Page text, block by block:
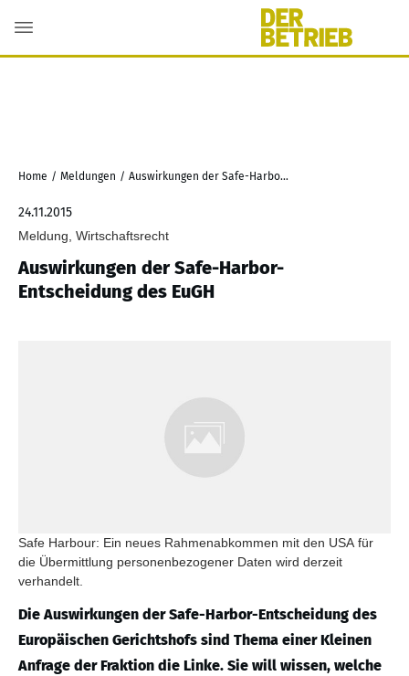
Home / Meldungen / Auswirkungen der Safe-Harbor-Entscheidung des EuGH
24.11.2015
Meldung, Wirtschaftsrecht
Auswirkungen der Safe-Harbor-
Entscheidung des EuGH
Safe Harbour: Ein neues Rahmenabkommen mit den USA für
die Übermittlung personenbezogener Daten wird derzeit
verhandelt.
Die Auswirkungen der Safe-Harbor-Entscheidung des
Europäischen Gerichtshofs sind Thema einer Kleinen
Anfrage der Fraktion die Linke. Sie will wissen, welche